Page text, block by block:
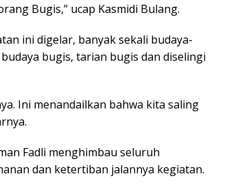
Bugis,” ucap Kasmidi Bulang.
ini digelar, banyak sekali budaya-
bugis, tarian bugis dan diselingi
Ini menandailkan bahwa kita saling
Fadli menghimbau seluruh
dan ketertiban jalannya kegiatan.